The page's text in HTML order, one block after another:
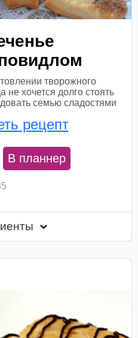
творожного
не хочется долго стоять
семью сладостями
рецепт
В планнер